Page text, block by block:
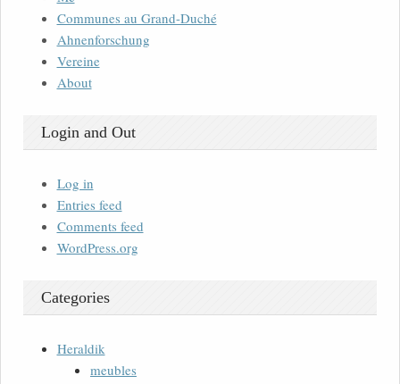
Communes au Grand-Duché
Ahnenforschung
Vereine
About
Login and Out
Log in
Entries feed
Comments feed
WordPress.org
Categories
Heraldik
meubles